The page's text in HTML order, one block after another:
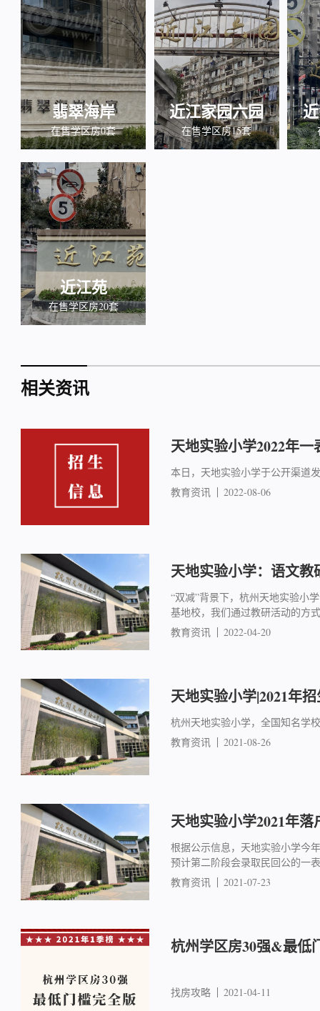
翡翠海岸
在售学区房0套
近江家园六园
在售学区房15套
近江苑
在售学区房20套
相关资讯
天地实验小学2022年一
本日，天地实验小学于公开渠道
教育资讯
2022-08-06
天地实验小学：语文教
“双减”背景下，杭州天地实验小
基地校，我们通过教研活动的方
教育资讯
2022-04-20
天地实验小学|2021年
杭州天地实验小学，全国知名学
教育资讯
2021-08-26
天地实验小学2021年
根据公示信息，天地实验小学今
预计第二阶段会录取民回公的一
教育资讯
2021-07-23
杭州学区房30强&最低
找房攻略 2021-04-11